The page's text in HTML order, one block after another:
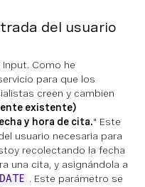
del usuario
Como he
para que los
creen y cambien
existente)
y hora de cita." Este
usuario necesaria para
recolectando la fecha
una cita, y asignándola a
. Este parámetro se